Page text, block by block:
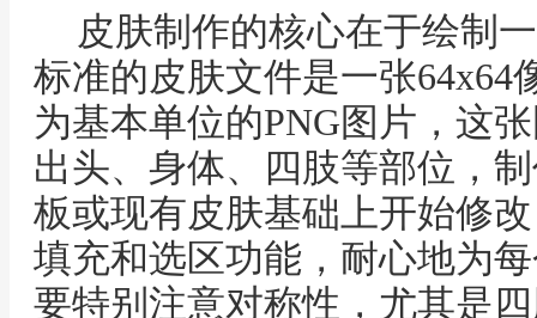
皮肤制作的核心在于绘制
标准的皮肤文件是一张64x64
为基本单位的PNG图片，这
出头、身体、四肢等部位，
板或现有皮肤基础上开始修
填充和选区功能，耐心地为
要特别注意对称性，尤其是